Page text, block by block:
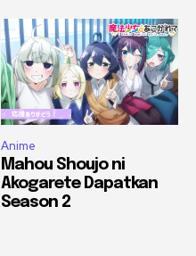
Anime
Mahou Shoujo ni
Akogarete Dapatkan
Season 2